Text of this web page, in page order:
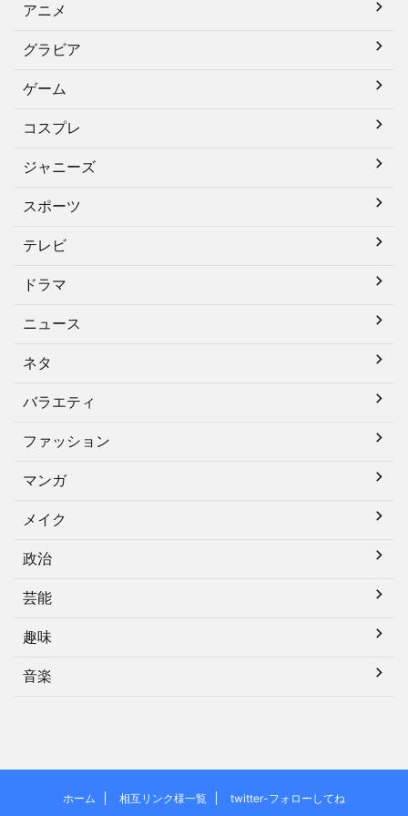
アニメ
グラビア
ゲーム
コスプレ
ジャニーズ
スポーツ
テレビ
ドラマ
ニュース
ネタ
バラエティ
ファッション
マンガ
メイク
政治
芸能
趣味
音楽
ホーム 相互リンク様一覧 twitter-フォローしてね